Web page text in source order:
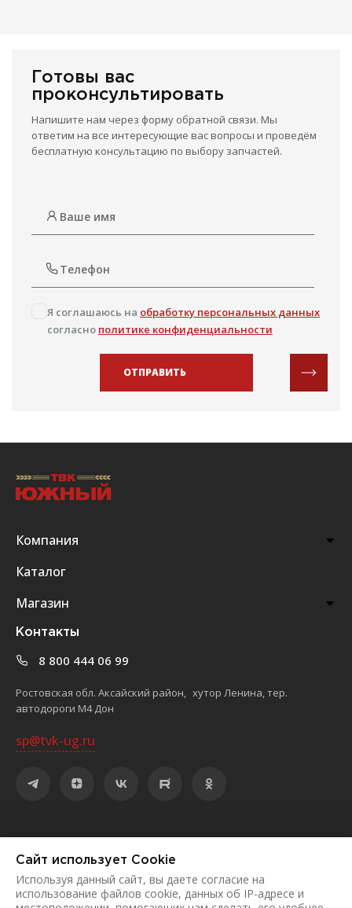
Готовы вас
проконсультировать
Напишите нам через форму обратной связи. Мы
ответим на все интересующие вас вопросы и проведём
бесплатную консультацию по выбору запчастей.
Я соглашаюсь на обработку персональных данных
согласно политике конфиденциальности
ОТПРАВИТЬ
Компания
Каталог
Магазин
Контакты
8 800 444 06 99
Ростовская обл. Аксайский район, хутор Ленина, тер.
автодороги М4 Дон
sp@tvk-ug.ru
Политика конфиденциальности
Сайт использует Cookie
Используя данный сайт, вы даете согласие на
использование файлов cookie, данных об IP-адресе и